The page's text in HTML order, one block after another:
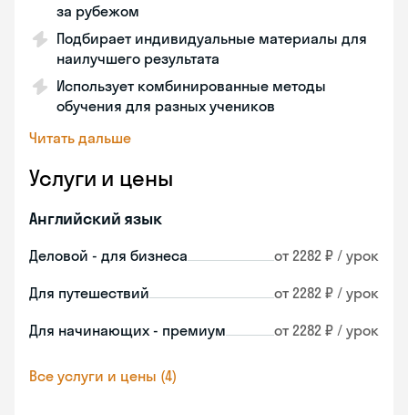
за рубежом
Подбирает индивидуальные материалы для
наилучшего результата
Использует комбинированные методы
обучения для разных учеников
Читать дальше
Услуги и цены
Английский язык
Деловой - для бизнеса от 2282 ₽ / урок
Для путешествий от 2282 ₽ / урок
Для начинающих - премиум от 2282 ₽ / урок
Все услуги и цены (4)